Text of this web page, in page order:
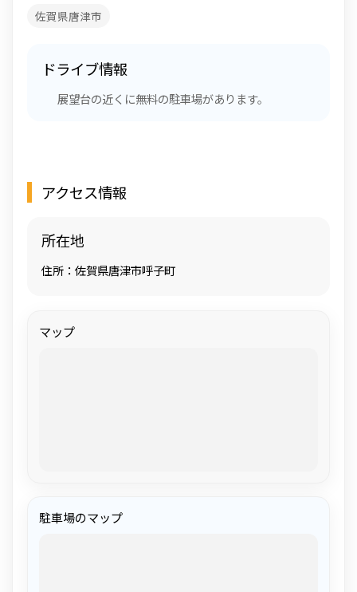
佐賀県唐津市
ドライブ情報
展望台の近くに無料の駐車場があります。
アクセス情報
所在地
住所：佐賀県唐津市呼子町
マップ
駐車場のマップ